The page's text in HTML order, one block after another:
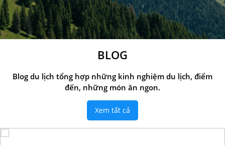
BLOG
Blog du lịch tổng hợp những kinh nghiệm du lịch, điểm
đến, những món ăn ngon.
Xem tất cả